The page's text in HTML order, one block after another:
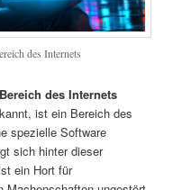
des Internets
des Internets
ist ein Bereich des
spezielle Software
sich hinter dieser
ein Hort für